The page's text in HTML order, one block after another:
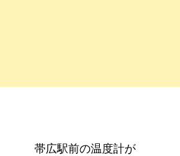
帯広駅前の温度計が